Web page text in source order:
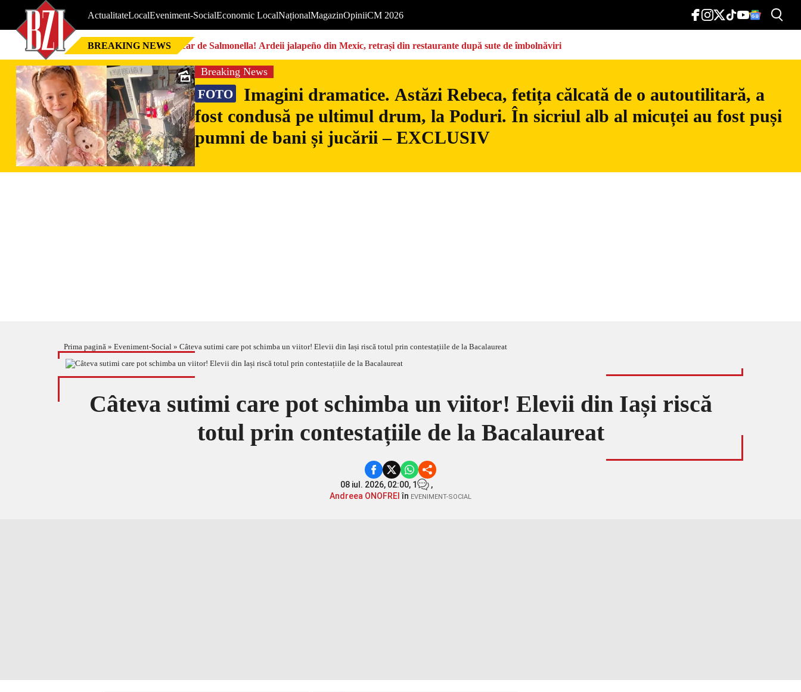
ActualitateLocalEveniment-SocialEconomic LocalNaționalMagazinOpiniiCM 2026
BREAKING NEWS Focar de Salmonella! Ardeii jalapeño din Mexic, retrași din restaurante după sute de îmbolnăviri
Breaking News
FOTO
Imagini dramatice. Astăzi Rebeca, fetița călcată de o autoutilitară, a
fost condusă pe ultimul drum, la Poduri. În sicriul alb al micuței au fost puși
pumni de bani și jucării – EXCLUSIV
Prima pagină » Eveniment-Social » Câteva sutimi care pot schimba un viitor! Elevii din Iași riscă totul prin contestațiile de la Bacalaureat
Câteva sutimi care pot schimba un viitor! Elevii din Iași riscă
totul prin contestațiile de la Bacalaureat
08 iul. 2026, 02:00, 1
,
Andreea ONOFREI în EVENIMENT-SOCIAL